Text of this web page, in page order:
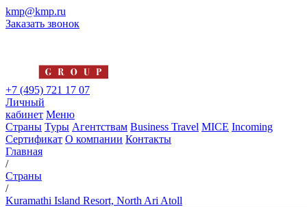
kmp@kmp.ru
Заказать звонок
+7 (495) 721 17 07
Личный
кабинет Меню
Страны Туры Агентствам Business Travel MICE Incoming
Сертификат О компании Контакты
Главная
/
Страны
/
Kuramathi Island Resort, North Ari Atoll